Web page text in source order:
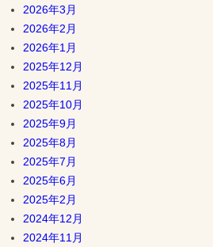
2026年3月
2026年2月
2026年1月
2025年12月
2025年11月
2025年10月
2025年9月
2025年8月
2025年7月
2025年6月
2025年2月
2024年12月
2024年11月